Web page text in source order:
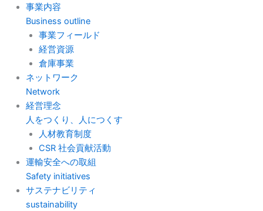
事業内容
Business outline
事業フィールド
経営資源
倉庫事業
ネットワーク
Network
経営理念
人をつくり、人につくす
人材教育制度
CSR 社会貢献活動
運輸安全への取組
Safety initiatives
サステナビリティ
sustainability